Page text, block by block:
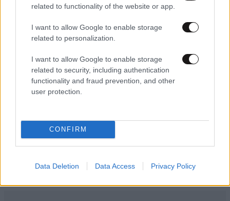
related to functionality of the website or app.
I want to allow Google to enable storage
related to personalization.
I want to allow Google to enable storage
related to security, including authentication
functionality and fraud prevention, and other
user protection.
CONFIRM
Data Deletion Data Access Privacy Policy
Xαρακτήρες: 0/1000
Διαβάστε και ακολουθήστε τους κανόνες σχολιασμού
ΠΡΟΣΘΗΚΗ
Ότι και να λέμε θα δημιουργηθεί η σύγχρονη
σκλαβια....γυρνάει πίσω ο χρόνος μέσο τεχνολογίας.
Απαντήστε